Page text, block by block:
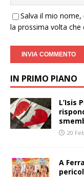
Salva il mio
la prossima volta che
IN PRIMO PIANO
L’Isis
20
A